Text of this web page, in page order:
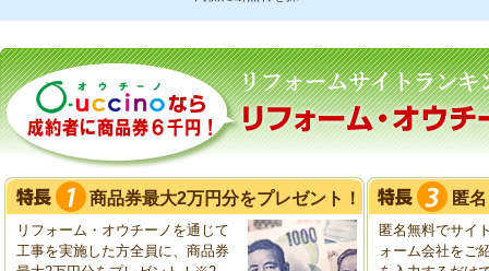
商品券最大2万円分をプレゼント！
リフォーム・オウチーノを通じて
工事を実施した方全員に、商品券
匿
匿名無料でサイ
ォーム会社をご